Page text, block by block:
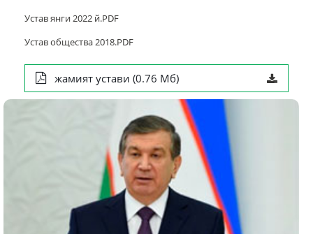
Устав янги 2022 й.PDF
Устав общества 2018.PDF
жамият устави (0.76 Мб)